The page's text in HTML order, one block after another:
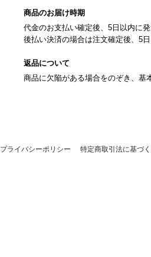
商品のお届け時期
代金のお支払い確定後、5日以内に
後払い決済の場合は注文確定後、5
返品について
商品に欠陥がある場合をのぞき、基
プライバシーポリシー 特定商取引法に基づ